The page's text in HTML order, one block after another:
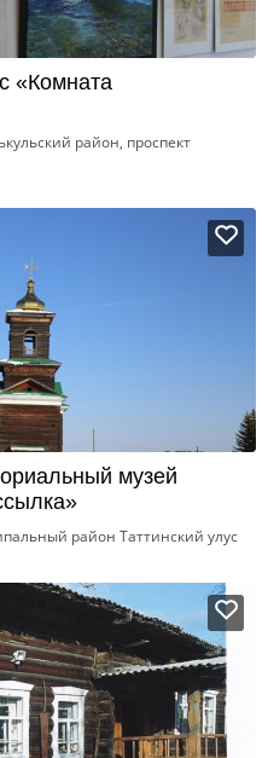
«Комната
район, проспект
музей
район Таттинский улус